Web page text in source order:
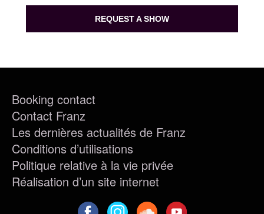
REQUEST A SHOW
Booking contact
Contact Franz
Les dernières actualités de Franz
Conditions d’utilisations
Politique relative à la vie privée
Réalisation d’un site internet